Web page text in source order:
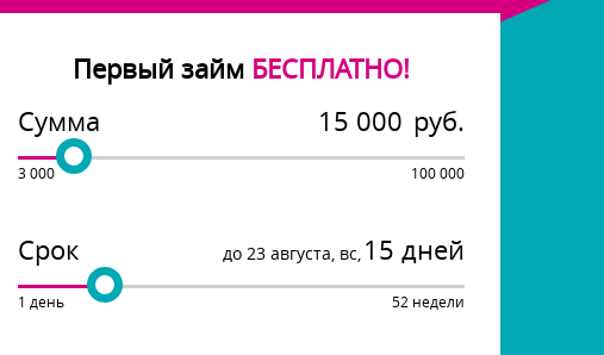
Первый займ БЕСПЛАТНО!
Сумма
руб.
3 000 100 000
Срок до 23 августа, с, 15 дней
1 день 52 недели